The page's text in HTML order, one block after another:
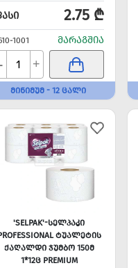
2.75 ₾
1001 ᲛᲐᲠᲐᲒᲨᲘᲐ
+
ᲛᲘᲜᲘᲛᲣᲛ - 12 ᲪᲐᲚᲘ
'SELPAK'-ᲡᲔᲚᲞᲐᲙᲘ
ᲢᲣᲐᲚᲔᲢᲘᲡ
ᲥᲐᲦᲐᲚᲓᲘ ᲯᲣᲛᲑᲝ 150Მ
1*12Ც PREMIUM